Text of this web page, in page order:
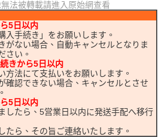
5日以内
入手続き」をお願いします。
がない場合、自動キャンセルとなりま
さい。
きから5日以内
方法にて支払いをお願いします。
確認できない場合、キャンセルとさせ
5日以内
したら、5営業日以内に発送手配へ移行
たら、その旨ご連絡いたします。